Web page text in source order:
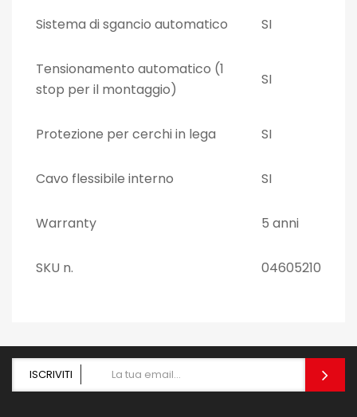
Sistema di sgancio automatico SI
Tensionamento automatico (1
stop per il montaggio)
SI
Protezione per cerchi in lega SI
Cavo flessibile interno SI
Warranty 5 anni
SKU n. 04605210
ISCRIVITI